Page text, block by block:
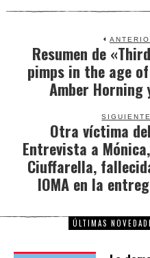
Resumen de
pimps in the age
Amber Horning
Otra víctima
Entrevista a
Ciuffarella,
IOMA en la
ÚLTIMAS